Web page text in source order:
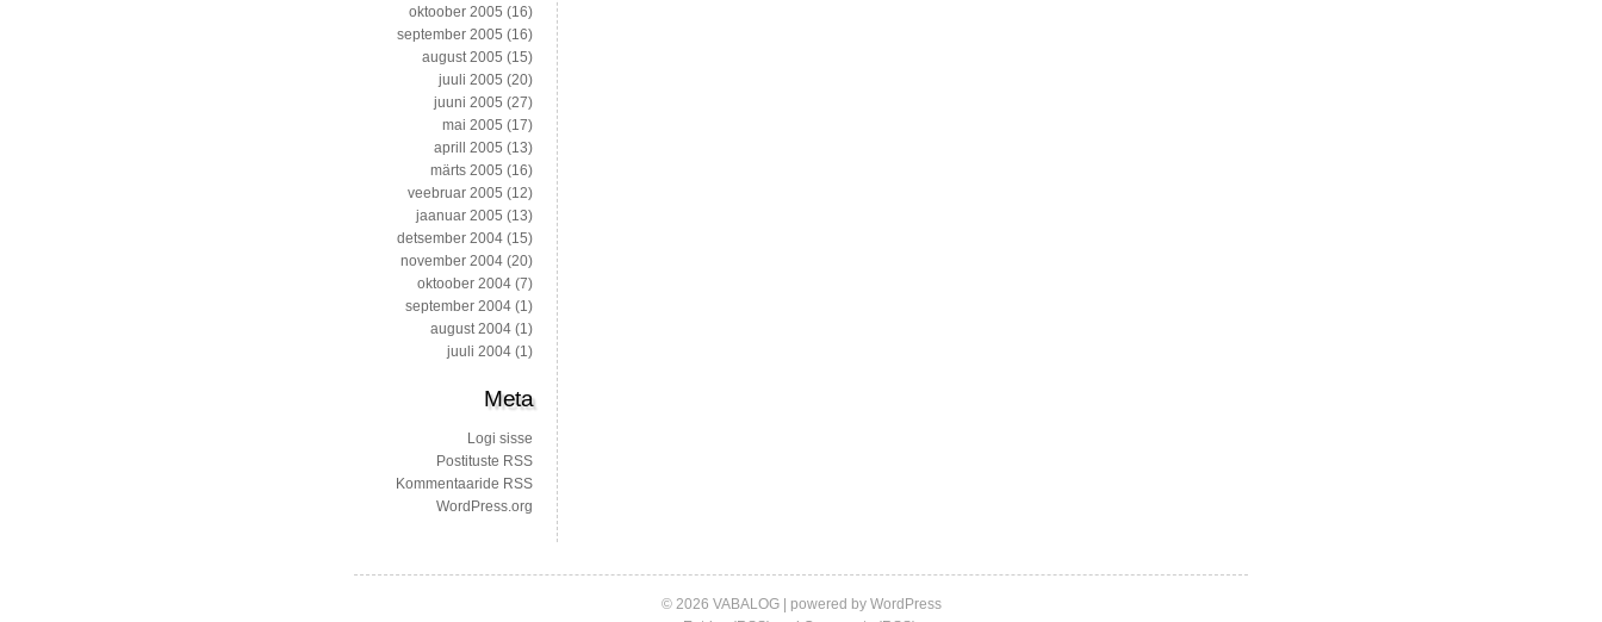
oktoober 2005 (16)
september 2005 (16)
august 2005 (15)
juuli 2005 (20)
juuni 2005 (27)
mai 2005 (17)
aprill 2005 (13)
märts 2005 (16)
veebruar 2005 (12)
jaanuar 2005 (13)
detsember 2004 (15)
november 2004 (20)
oktoober 2004 (7)
september 2004 (1)
august 2004 (1)
juuli 2004 (1)
Meta
Logi sisse
Postituste RSS
Kommentaaride RSS
WordPress.org
© 2026 VABALOG | powered by WordPress